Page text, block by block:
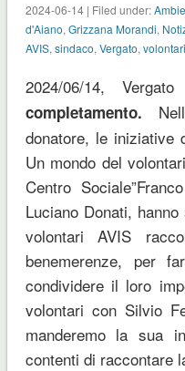
2024-06-14 | Filed under:
d'Aiano, Grizzana Morandi,
AVIS, sindaco, Vergato,
2024/06/14,
completamento.
donatore, le iniziative
Un mondo del
Centro
Luciano Donati,
volontari AVIS
benemerenze, per
condividere il loro
volontari con Silvio
manderemo la sua
contenti di raccontare